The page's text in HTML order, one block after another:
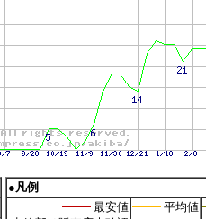
●凡例
最安値
平均値